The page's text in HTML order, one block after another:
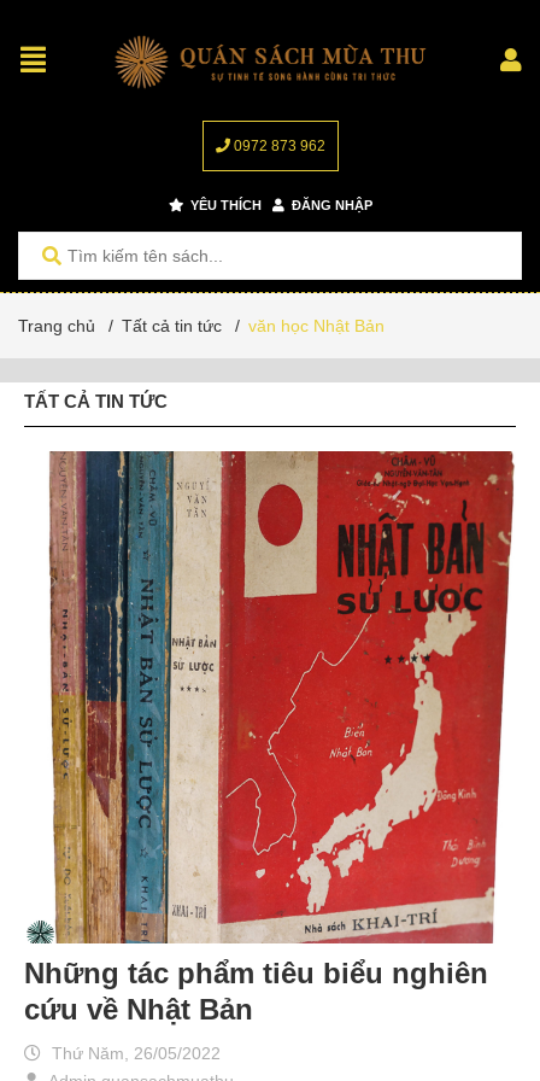
0972 873 962
YÊU THÍCH ĐĂNG NHẬP
Trang chủ / Tất cả tin tức / văn học Nhật Bản
TẤT CẢ TIN TỨC
Những tác phẩm tiêu biểu nghiên
cứu về Nhật Bản
Thứ Năm, 26/05/2022